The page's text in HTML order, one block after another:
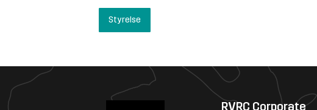
Styrelse
RVRC Corporate